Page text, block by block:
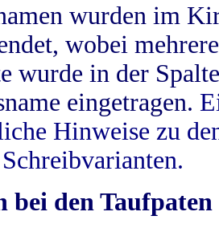
wurden im
wobei
wurde in der
eingetragen.
Hinweise zu
bei den Taufpaten